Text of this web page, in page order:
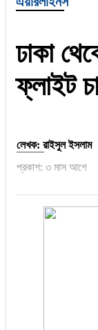
হজ-ওমরাহ
ভিডিও
আরও
ঢাকা
ফ্লাইট
লেখক: রাইসুল ইসলাম
প্রকাশ: ৩ মাস আগে